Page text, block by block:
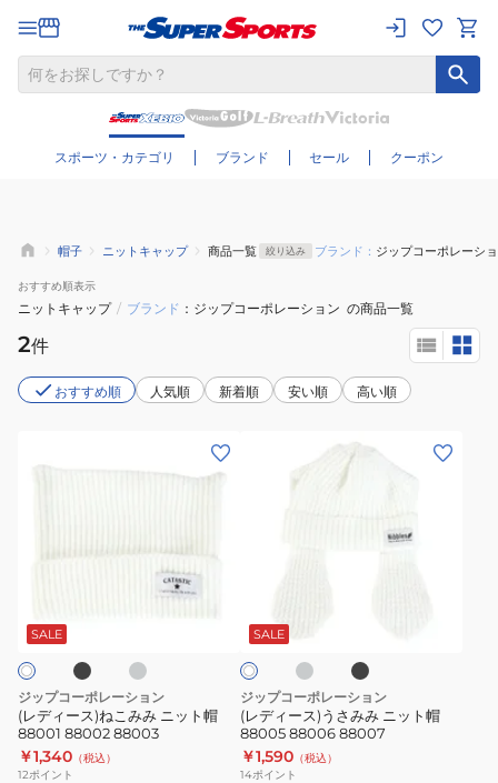
スポーツ・カテゴリ ブランド セール クーポン
さらに絞り込む
帽子 ニットキャップ 商品一覧 絞り込み ブランド： ジップコーポレーシ
おすすめ順表示
ニットキャップ / ブランド ジップコーポレーション の商品一覧
2件
おすすめ順 人気順 新着順 安い順 高い順
み
み
ニ
ッ
ト
帽
SALE
ー
ジップコーポレーション
(レディース)ねこみみ ニット帽
88001 88002 88003
￥1,340 （税込）
12ポイント
み
み
ニ
ッ
ト
帽
SALE
ホ レ
ッ
ジップコーポレーション
(レディース)うさみみ ニット帽
88005 88006 88007
￥1,590 （税込）
14ポイント